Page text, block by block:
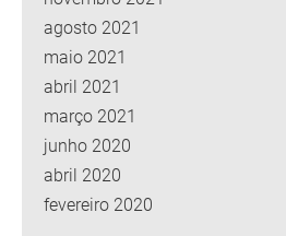
agosto 2021
maio 2021
abril 2021
março 2021
junho 2020
abril 2020
fevereiro 2020